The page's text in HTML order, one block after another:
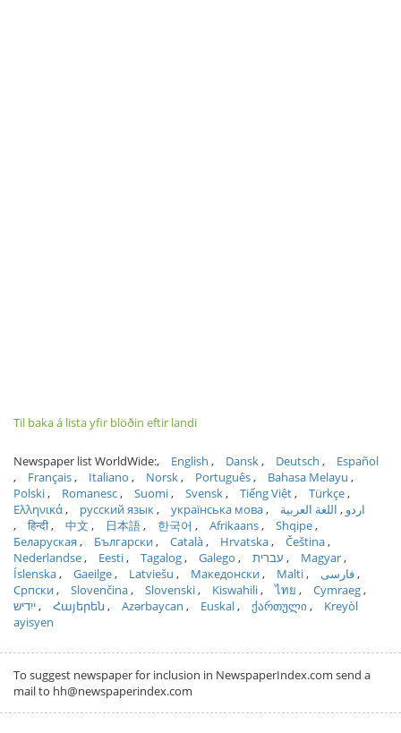
Til baka á lista yfir blöðin eftir landi
Newspaper list WorldWide: English Dansk Deutsch
Español
Français
Italiano Norsk Português
Bahasa Melayu
Polski
Romanesc Suomi Svensk Tiếng Việt
Türkçe
Ελληνικά
русский язык українська мова اردو
اللغة العربية
हिन्दी
中文 日本語 한국어 Afrikaans
Shqipe
Беларуская
Български Català Hrvatska
Čeština
Nederlandse
Eesti Tagalog Galego עברית
Magyar
Íslenska
Gaeilge Latviešu Македонски Malti
فارسی
Српски
Slovenčina Slovenski Kiswahili ไทย
Cymraeg
ייִדיש
Հայերեն Azərbaycan Euskal ქართული
Kreyòl
ayisyen
To suggest newspaper for inclusion in NewspaperIndex.com send a
mail to hh@newspaperindex.com